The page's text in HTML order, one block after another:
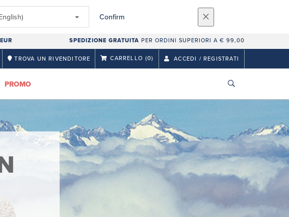
Confirm
SPEDIZIONE GRATUITA PER ORDINI SUPERIORI A € 99,00
TROVA UN RIVENDITORE CARRELLO (0) ACCEDI / REGISTRATI
PROMO